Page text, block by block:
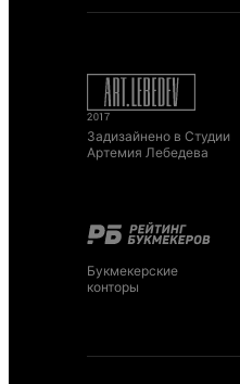
Задизайнено в Студии
Артемия Лебедева
Букмекерские
конторы